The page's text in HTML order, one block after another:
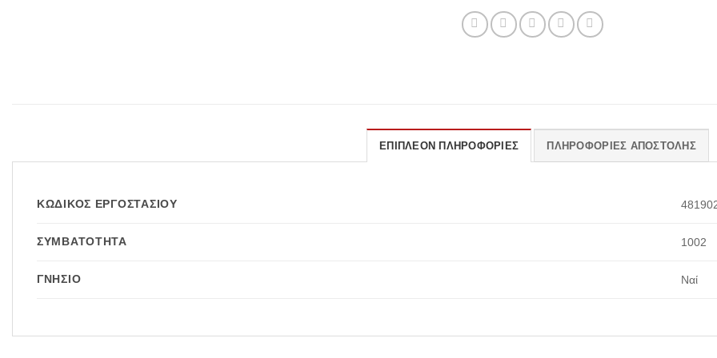
ΕΠΙΠΛΈΟΝ ΠΛΗΡΟΦΟΡΊΕΣ ΠΛΗΡΟΦΟΡΊΕΣ ΑΠΟΣΤΟΛΉΣ
ΚΩΔΙΚΌΣ ΕΡΓΟΣΤΑΣΊΟΥ
ΣΥΜΒΑΤΌΤΗΤΑ 1002
ΓΝΉΣΙΟ Ναί